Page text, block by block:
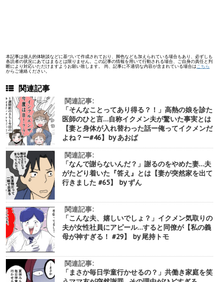
本記事は個人的体験談などに基づいて作成されており、脚色なども加えられている場合もあり、必ずしも
各読者の状況にあてはまるとは限りません。この記事の情報を用いて行動される場合、ご自身の責任と判
断により対応いただけますようお願い致します。 尚、記事に不適切な内容が含まれている場合はこちら
からご連絡ください。
関連記事
関連記事:
「そんなことってあり得る？！」高熱の娘を診た
医師のひと言…自称イクメン夫が驚いた事実とは
【妻と身体が入れ替わった話ー俺ってイクメンだ
よね？ー#46】by あおば
関連記事:
「なんで謝らないんだ？」謝るのをやめた妻…夫
がたどり着いた『答え』とは【妻が突然家を出て
行きました #65】 by ずん
関連記事:
「こんな夫、嬉しいでしょ？」イクメン気取りの
夫が女性社員にアピール…すると同僚が【私の義
母が神すぎる！ #29】 by 尾持トモ
関連記事:
「まさか毎日学童行かせるの？」共働き家庭を笑